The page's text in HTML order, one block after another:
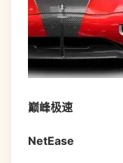
巅峰极速
NetEase